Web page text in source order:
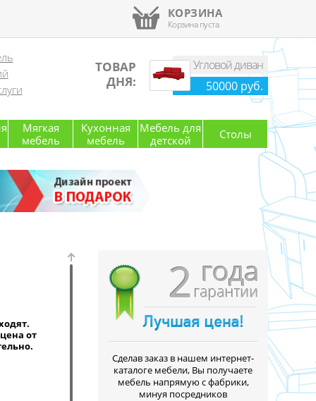
КОРЗИНА
Корзина пуста
ТОВАР
ДНЯ:
Угловой диван
50000 руб.
Мягкая
мебель
Кухонная
мебель
Мебель для
детской
Столы
от
2 года
гарантии
Cделав заказ в нашем интернет-
каталоге мебели, Вы получаете
мебель напрямую с фабрики,
минуя посредников